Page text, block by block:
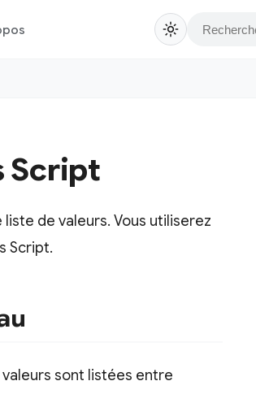
Script
de valeurs. Vous utiliserez
Script.
valeurs sont listées entre